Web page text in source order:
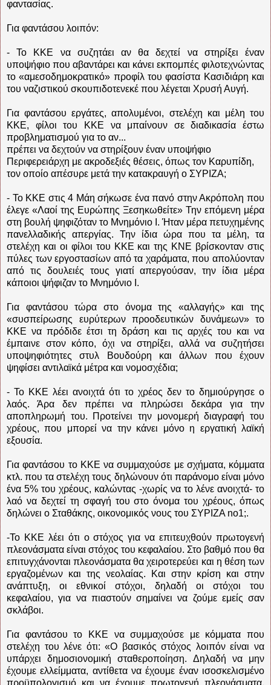
φαντασίας.
Για φαντάσου λοιπόν:
- Το ΚΚΕ να συζητάει αν θα δεχτεί να στηρίξει έναν
υποψήφιο που αβαντάρει και κάνει εκπομπές φιλοτεχνώντας
το «αμεσοδημοκρατικό» προφίλ του φασίστα Κασιδιάρη και
του ναζιστικού σκουπιδοτενεκέ που λέγεται Χρυσή Αυγή.
Για φαντάσου εργάτες, απολυμένοι, στελέχη και μέλη του
ΚΚΕ, φίλοι του ΚΚΕ να μπαίνουν σε διαδικασία έστω
προβληματισμού για το αν...
πρέπει να δεχτούν να στηρίξουν έναν υποψήφιο
Περιφερειάρχη με ακροδεξιές θέσεις, όπως τον Καρυπίδη,
τον οποίο απέσυρε μετά την κατακραυγή ο ΣΥΡΙΖΑ;
- Το ΚΚΕ στις 4 Μάη σήκωσε ένα πανό στην Ακρόπολη που
έλεγε «Λαοί της Ευρώπης Ξεσηκωθείτε» Την επόμενη μέρα
στη βουλή ψηφιζόταν το Μνημόνιο I. Ήταν μέρα πετυχημένης
πανελλαδικής απεργίας. Την ίδια ώρα που τα μέλη, τα
στελέχη και οι φίλοι του ΚΚΕ και της ΚΝΕ βρίσκονταν στις
πύλες των εργοστασίων από τα χαράματα, που απολύονταν
από τις δουλειές τους γιατί απεργούσαν, την ίδια μέρα
κάποιοι ψήφιζαν το Μνημόνιο Ι.
Για φαντάσου τώρα στο όνομα της «αλλαγής» και της
«συσπείρωσης ευρύτερων προοδευτικών δυνάμεων» το
ΚΚΕ να πρόδιδε έτσι τη δράση και τις αρχές του και να
έμπαινε στον κόπο, όχι να στηρίξει, αλλά να συζητήσει
υποψηφιότητες στυλ Βουδούρη και άλλων που έχουν
ψηφίσει αντιλαϊκά μέτρα και νομοσχέδια;
- Το ΚΚΕ λέει ανοιχτά ότι το χρέος δεν το δημιούργησε ο
λαός. Άρα δεν πρέπει να πληρώσει δεκάρα για την
αποπληρωμή του. Προτείνει την μονομερή διαγραφή του
χρέους, που μπορεί να την κάνει μόνο η εργατική λαϊκή
εξουσία.
Για φαντάσου το ΚΚΕ να συμμαχούσε με σχήματα, κόμματα
κτλ. που τα στελέχη τους δηλώνουν ότι παράνομο είναι μόνο
ένα 5% του χρέους, καλώντας -χωρίς να το λένε ανοιχτά- το
λαό να δεχτεί τη σφαγή του στο όνομα του χρέους, όπως
δηλώνει ο Σταθάκης, οικονομικός νους του ΣΥΡΙΖΑ no1;.
-Το ΚΚΕ λέει ότι ο στόχος για να επιτευχθούν πρωτογενή
πλεονάσματα είναι στόχος του κεφαλαίου. Στο βαθμό που θα
επιτυγχάνονται πλεονάσματα θα χειροτερεύει και η θέση των
εργαζομένων και της νεολαίας. Και στην κρίση και στην
ανάπτυξη, οι εθνικοί στόχοι, δηλαδή οι στόχοι του
κεφαλαίου, για να πιαστούν σημαίνει να ζούμε εμείς σαν
σκλάβοι.
Για φαντάσου το ΚΚΕ να συμμαχούσε με κόμματα που
στελέχη του λένε ότι: «Ο βασικός στόχος λοιπόν είναι να
υπάρχει δημοσιονομική σταθεροποίηση. Δηλαδή να μην
έχουμε ελλείμματα, αντίθετα να έχουμε έναν ισοσκελισμένο
προϋπολογισμό και να έχουμε πρωτογενή πλεονάσματα.